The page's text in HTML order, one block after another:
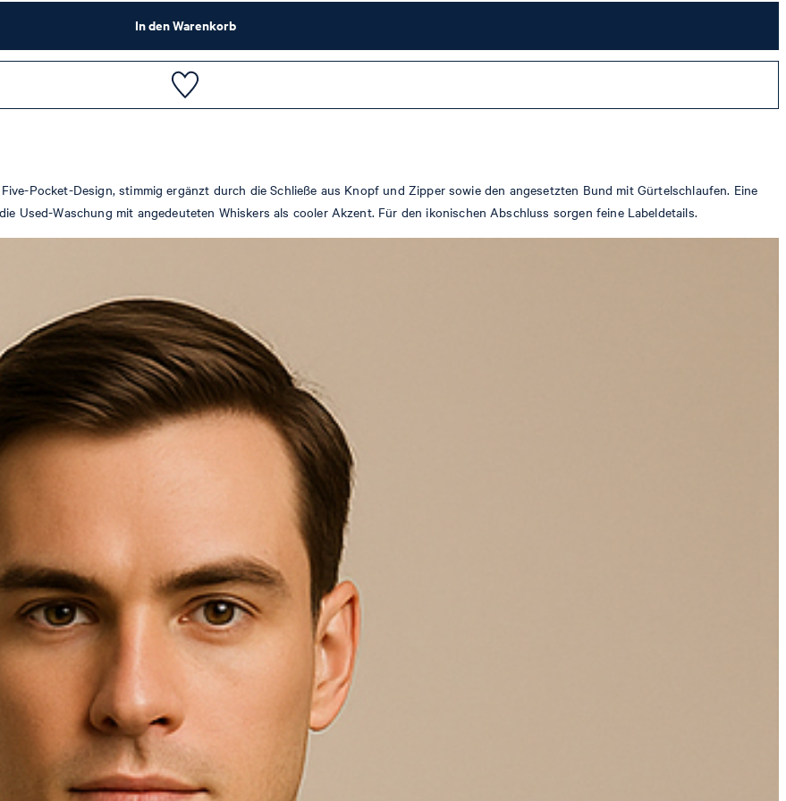
In den Warenkorb
Pocket-Design, stimmig ergänzt durch die Schließe aus Knopf und Zipper sowie den angesetzten Bund mit Gürtelschlaufen. Eine
Used-Waschung mit angedeuteten Whiskers als cooler Akzent. Für den ikonischen Abschluss sorgen feine Labeldetails.